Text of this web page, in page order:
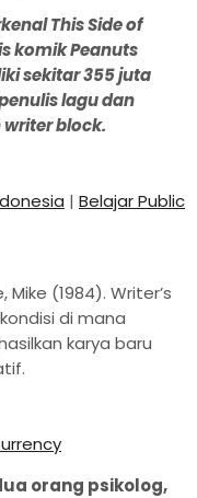
This Side of
komik Peanuts
sekitar 355 juta
lagu dan
block.
| Belajar Public
(1984). Writer’s
di mana
karya baru
orang psikolog,